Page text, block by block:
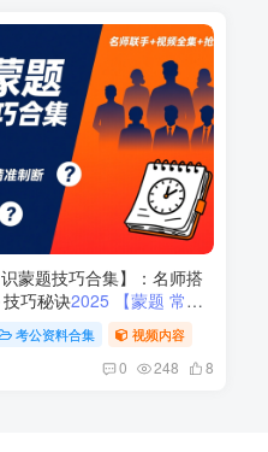
蒙题技巧合集】：名师搭
巧秘诀2025 【蒙题 常识
陈怀安×红领巾×李铁106
频教程揭密！
考公资料合集 视频内容
0 248 8